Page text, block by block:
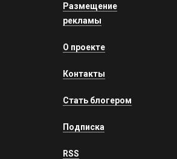
Размещение
рекламы
О проекте
Контакты
Стать блогером
Подписка
RSS